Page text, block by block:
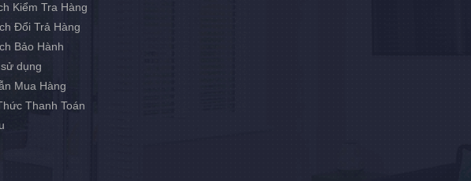
Kiểm Tra Hàng
Đổi Trả Hàng
Bảo Hành
dụng
Mua Hàng
Thanh Toán